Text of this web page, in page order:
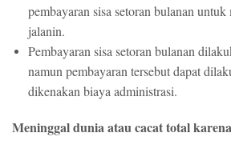
pembayaran sisa setoran bulanan
jalanin.
Pembayaran sisa setoran bulanan
namun pembayaran tersebut dapat
dikenakan biaya administrasi.
Meninggal dunia atau cacat total